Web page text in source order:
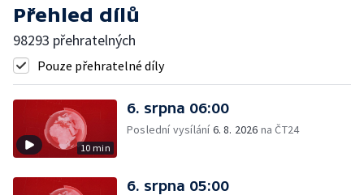
Přehled dílů
98293 přehratelných
Pouze přehratelné díly
10 min
6. srpna 06:00
Poslední vysílání6. 8. 2026 na ČT24
6. srpna 05:00